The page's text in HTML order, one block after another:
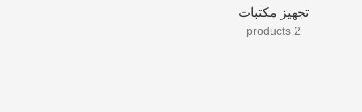
تجهيز مكتبات
2 products